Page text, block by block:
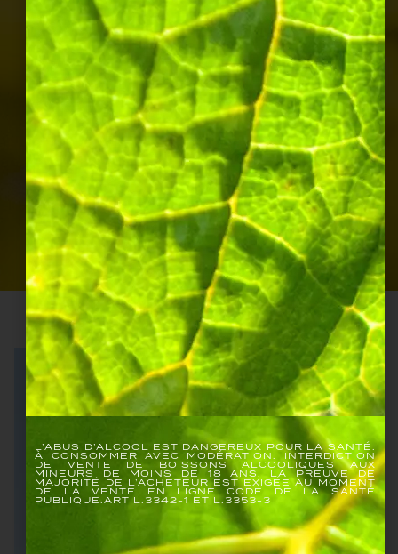
L’ABUS D’ALCOOL EST DANGEREUX POUR LA SANTÉ.
À CONSOMMER AVEC MODÉRATION. INTERDICTION
DE VENTE DE BOISSONS ALCOOLIQUES AUX
MINEURS DE MOINS DE 18 ANS. LA PREUVE DE
MAJORITÉ DE L’ACHETEUR EST EXIGÉE AU MOMENT
DE LA VENTE EN LIGNE CODE DE LA SANTÉ
PUBLIQUE.ART L.3342-1 ET L.3353-3